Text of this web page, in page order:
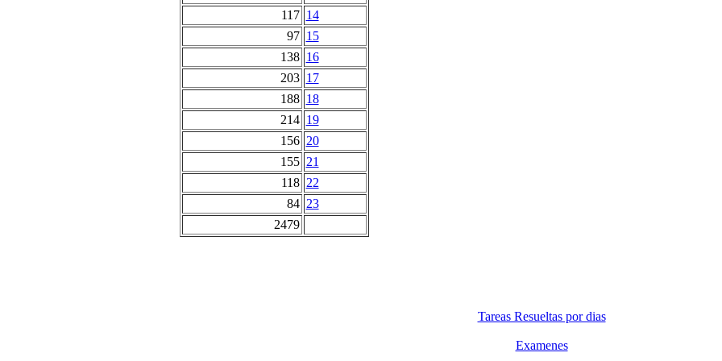
117 14
97 15
138 16
203 17
188 18
214 19
156 20
155 21
118 22
84 23
2479
Tareas Resueltas por dias
Examenes